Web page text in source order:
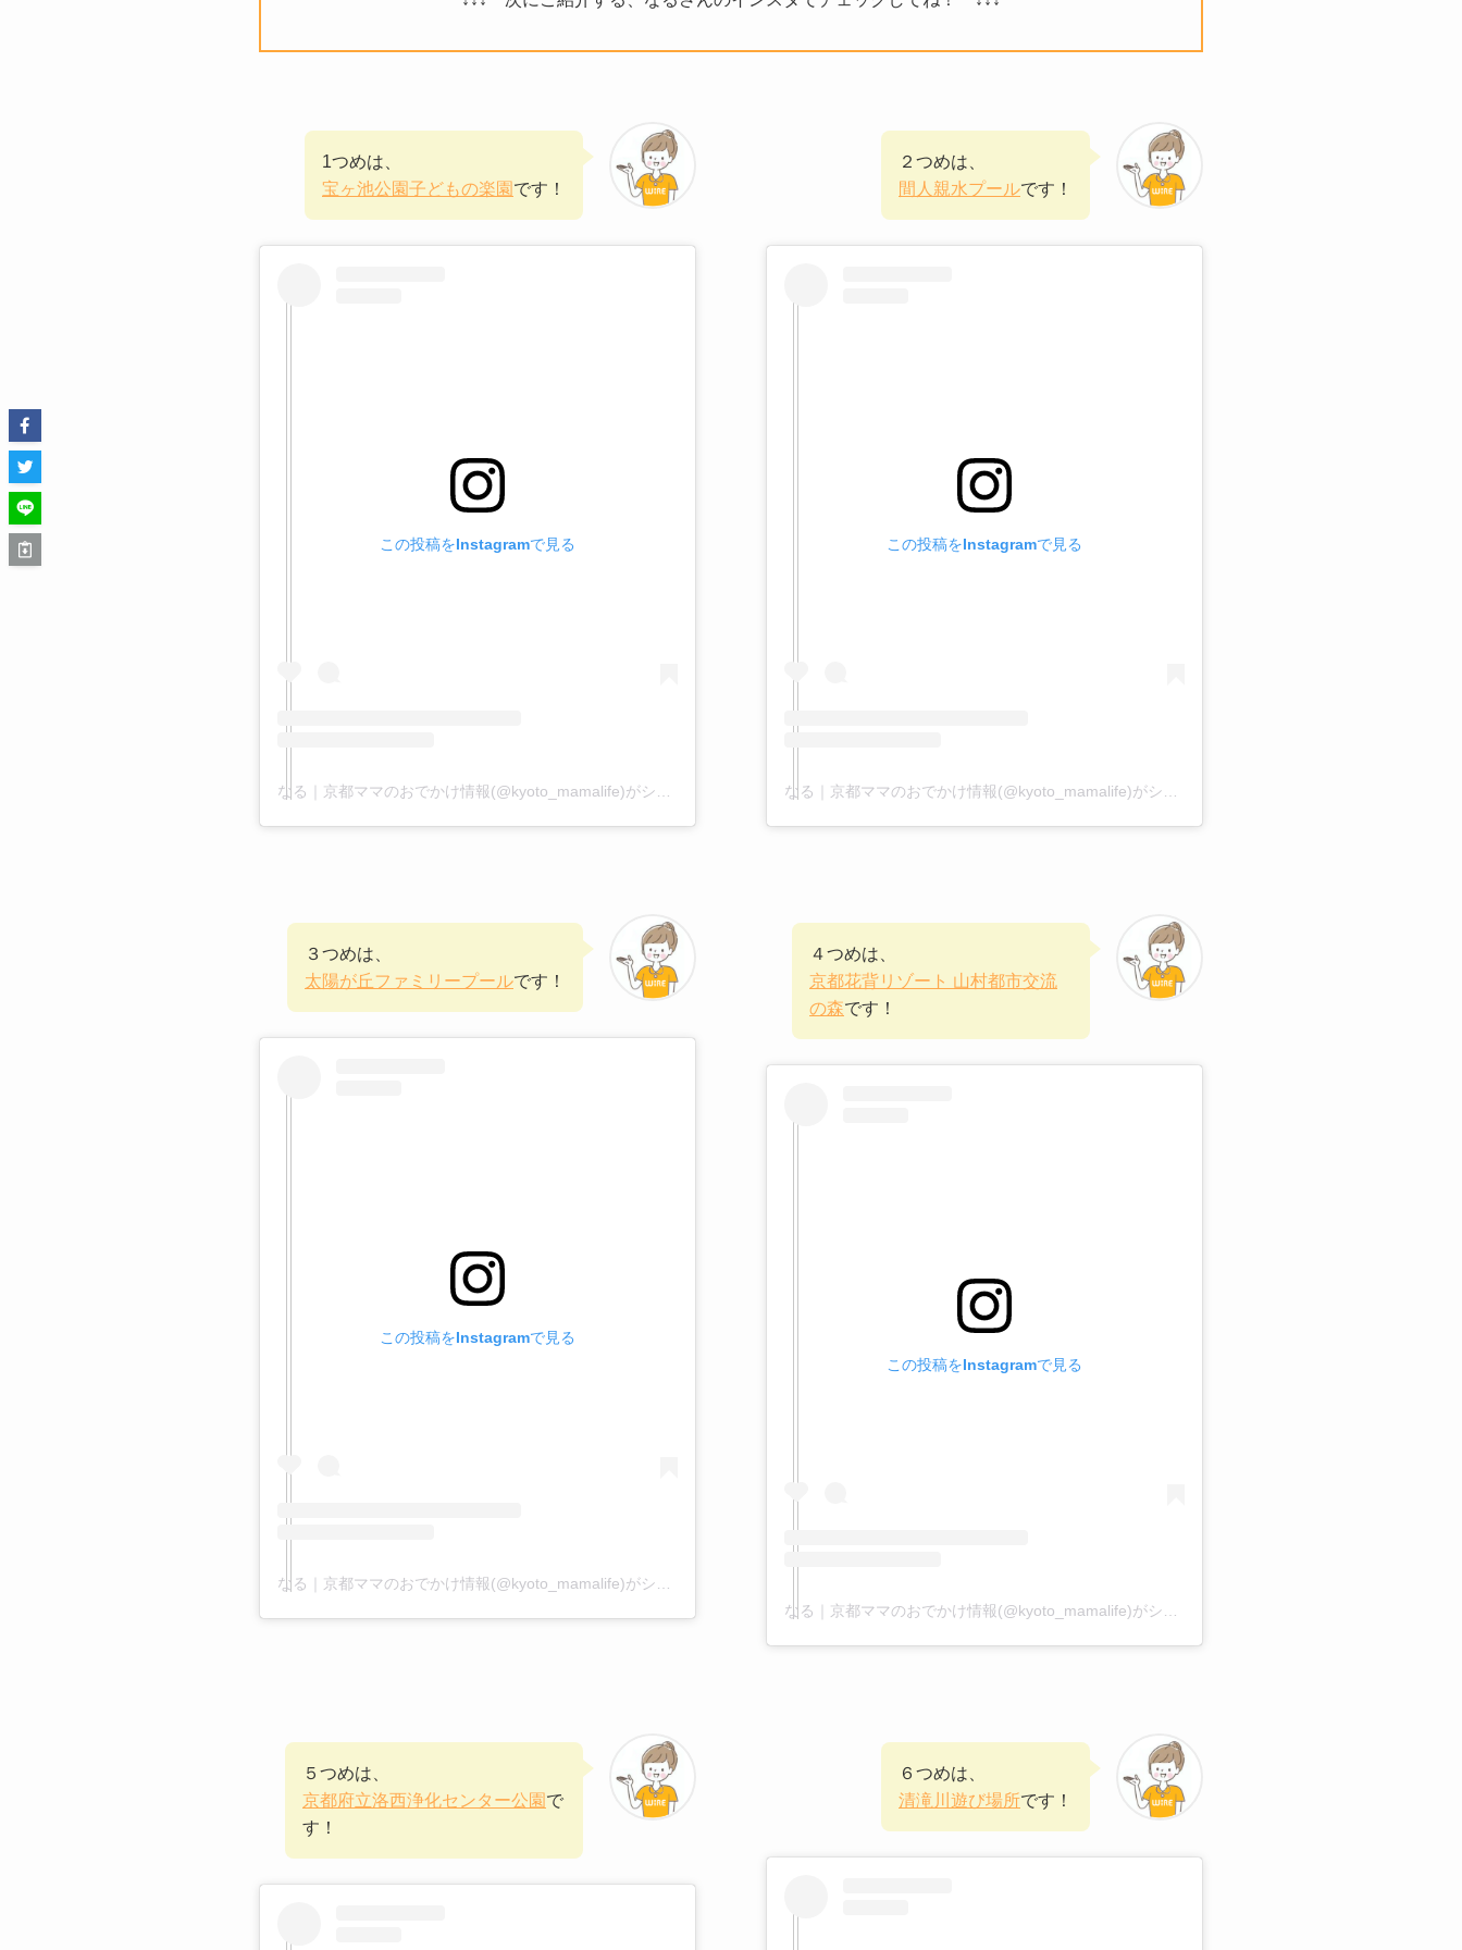
1つめは、
宝ヶ池公園子どもの楽園 です！
この投稿をInstagramで見る
２つめは、
間人親水プールです！
この投稿をInstagramで見る
３つめは、
太陽が丘ファミリープールです！
この投稿をInstagramで見る
なる｜京都ママのおでかけ情報(@kyoto_mamalife)がシェアした投稿
４つめは、
京都花背リゾート 山村都市交流
の森です！
この投稿をInstagramで見る
なる｜京都ママのおでかけ情報(@kyoto_mamalife)がシェアした投稿
５つめは、
京都府立洛西浄化センター公園 で
す！
６つめは、
清滝川遊び場所です！